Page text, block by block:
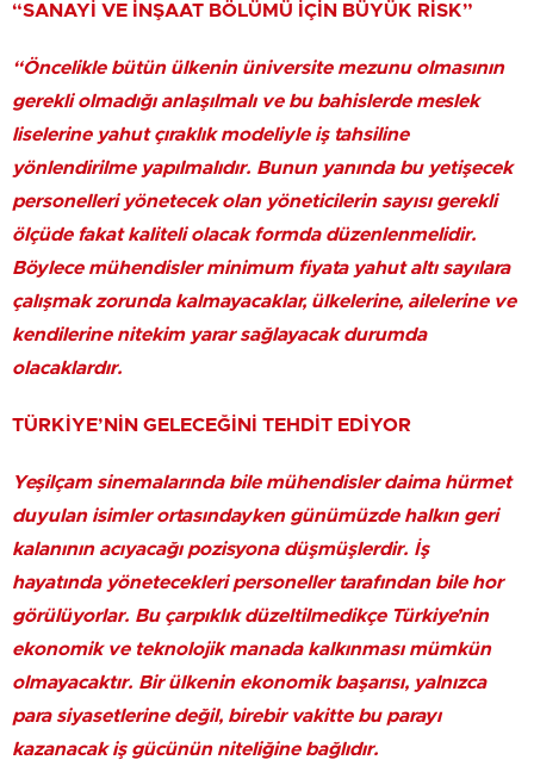
“SANAYİ VE İNŞAAT BÖLÜMÜ İÇİN BÜYÜK RİSK”
“Öncelikle bütün ülkenin üniversite mezunu olmasının
gerekli olmadığı anlaşılmalı ve bu bahislerde meslek
liselerine yahut çıraklık modeliyle iş tahsiline
yönlendirilme yapılmalıdır. Bunun yanında bu yetişecek
personelleri yönetecek olan yöneticilerin sayısı gerekli
ölçüde fakat kaliteli olacak formda düzenlenmelidir.
Böylece mühendisler minimum fiyata yahut altı sayılara
çalışmak zorunda kalmayacaklar, ülkelerine, ailelerine ve
kendilerine nitekim yarar sağlayacak durumda
olacaklardır.
TÜRKİYE’NİN GELECEĞİNİ TEHDİT EDİYOR
Yeşilçam sinemalarında bile mühendisler daima hürmet
duyulan isimler ortasındayken günümüzde halkın geri
kalanının acıyacağı pozisyona düşmüşlerdir. İş
hayatında yönetecekleri personeller tarafından bile hor
görülüyorlar. Bu çarpıklık düzeltilmedikçe Türkiye’nin
ekonomik ve teknolojik manada kalkınması mümkün
olmayacaktır. Bir ülkenin ekonomik başarısı, yalnızca
para siyasetlerine değil, birebir vakitte bu parayı
kazanacak iş gücünün niteliğine bağlıdır.